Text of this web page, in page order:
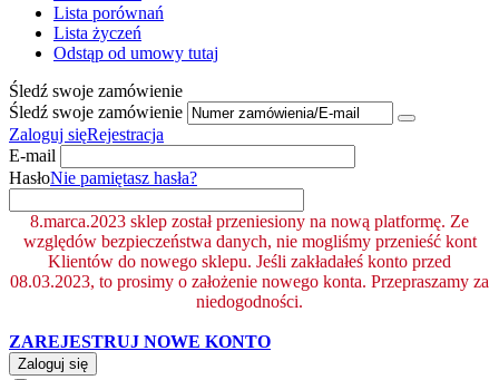
Lista porównań
Lista życzeń
Odstąp od umowy tutaj
Śledź swoje zamówienie
Śledź swoje zamówienie
Zaloguj sięRejestracja
E-mail
HasłoNie pamiętasz hasła?
8.marca.2023 sklep został przeniesiony na nową platformę. Ze
względów bezpieczeństwa danych, nie mogliśmy przenieść kont
Klientów do nowego sklepu. Jeśli zakładałeś konto przed
08.03.2023, to prosimy o założenie nowego konta. Przepraszamy za
niedogodności.
ZAREJESTRUJ NOWE KONTO
Zaloguj się